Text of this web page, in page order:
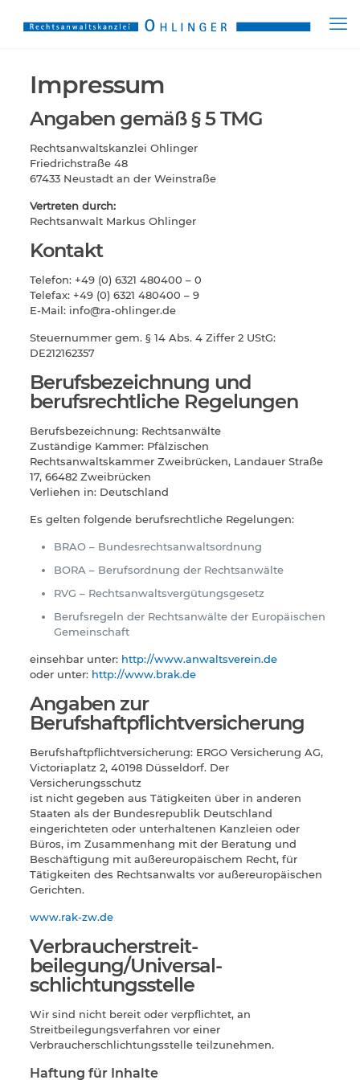
Impressum
Angaben gemäß § 5 TMG
Rechtsanwaltskanzlei Ohlinger
Friedrichstraße 48
67433 Neustadt an der Weinstraße
Vertreten durch:
Rechtsanwalt Markus Ohlinger
Kontakt
Telefon: +49 (0) 6321 480400 – 0
Telefax: +49 (0) 6321 480400 – 9
E-Mail: info@ra-ohlinger.de
Steuernummer gem. § 14 Abs. 4 Ziffer 2 UStG:
DE212162357
Berufsbezeichnung und
berufsrechtliche Regelungen
Berufsbezeichnung: Rechtsanwälte
Zuständige Kammer: Pfälzischen
Rechtsanwaltskammer Zweibrücken, Landauer Straße
17, 66482 Zweibrücken
Verliehen in: Deutschland
Es gelten folgende berufsrechtliche Regelungen:
BRAO – Bundesrechtsanwaltsordnung
BORA – Berufsordnung der Rechtsanwälte
RVG – Rechtsanwaltsvergütungsgesetz
Berufsregeln der Rechtsanwälte der Europäischen
Gemeinschaft
einsehbar unter: http://www.anwaltsverein.de
oder unter: http://www.brak.de
Angaben zur
Berufshaftpflichtversicherung
Berufshaftpflichtversicherung: ERGO Versicherung AG,
Victoriaplatz 2, 40198 Düsseldorf. Der
Versicherungsschutz
ist nicht gegeben aus Tätigkeiten über in anderen
Staaten als der Bundesrepublik Deutschland
eingerichteten oder unterhaltenen Kanzleien oder
Büros, im Zusammenhang mit der Beratung und
Beschäftigung mit außereuropäischem Recht, für
Tätigkeiten des Rechtsanwalts vor außereuropäischen
Gerichten.
www.rak-zw.de
Verbraucher­streit­
beilegung/Universal­
schlichtungs­stelle
Wir sind nicht bereit oder verpflichtet, an
Streitbeilegungsverfahren vor einer
Verbraucherschlichtungsstelle teilzunehmen.
Haftung für Inhalte